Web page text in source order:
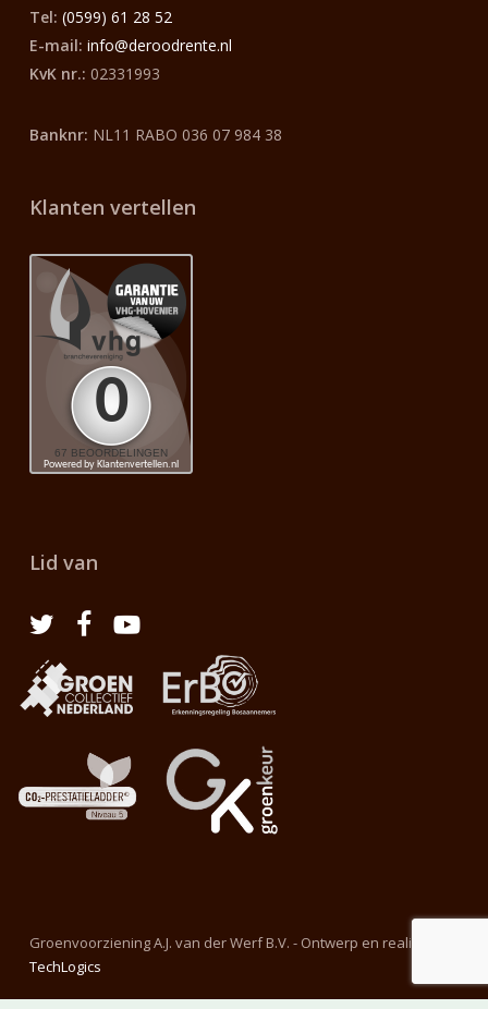
Tel: (0599) 61 28 52
E-mail: info@deroodrente.nl
KvK nr.: 02331993
Banknr: NL11 RABO 036 07 984 38
Klanten vertellen
Lid van
Groenvoorziening A.J. van der Werf B.V. - Ontwerp en realisatie
TechLogics